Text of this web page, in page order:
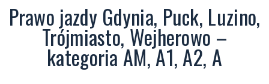
Prawo jazdy Gdynia, Puck, Luzino,
Trójmiasto, Wejherowo –
kategoria AM, A1, A2, A